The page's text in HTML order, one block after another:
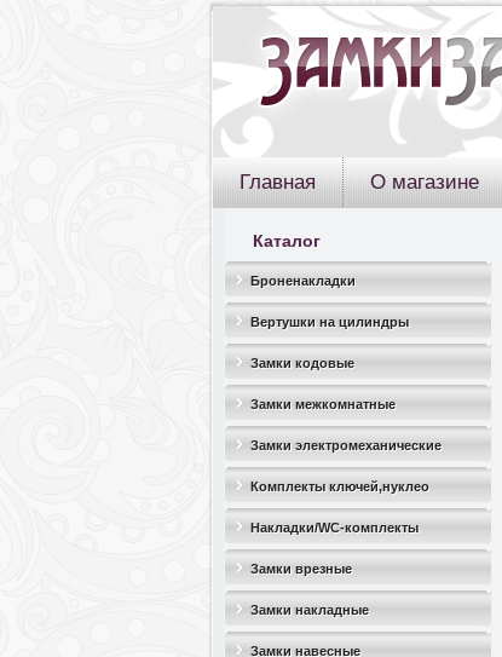
Главная О магазине
Каталог
Броненакладки
Вертушки на цилиндры
Замки кодовые
Замки межкомнатные
Замки электромеханические
Комплекты ключей,нуклео
Накладки/WC-комплекты
Замки врезные
Замки накладные
Замки навесные